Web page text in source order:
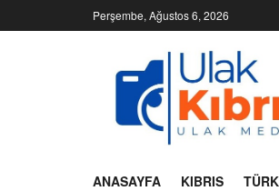
Perşembe, Ağustos 6, 2026
ANASAYFA KIBRIS